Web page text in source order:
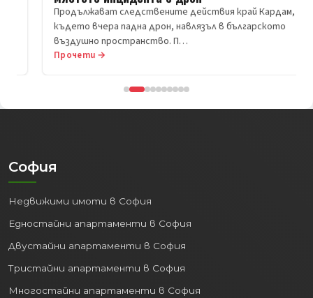
Продължават следствените действия край Кардам,
където вчера падна дрон, навлязъл в българското
въздушно пространство. П…
Прочети →
София
Недвижими имоти в София
Едностайни апартаменти в София
Двустайни апартаменти в София
Тристайни апартаменти в София
Многостайни апартаменти в София